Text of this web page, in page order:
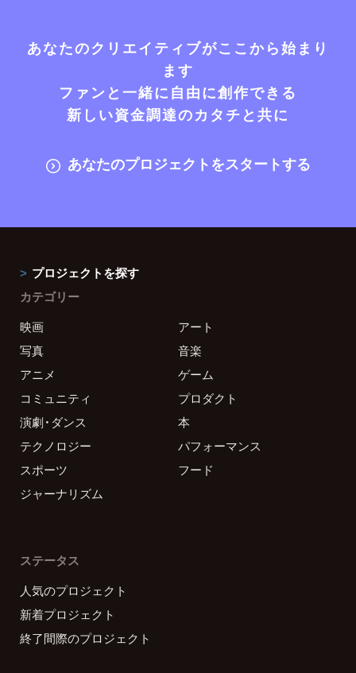
あなたのクリエイティブがここから始まり
ます
ファンと一緒に自由に創作できる
新しい資金調達のカタチと共に
あなたのプロジェクトをスタートする
プロジェクトを探す
カテゴリー
映画
アート
写真
音楽
アニメ
ゲーム
コミュニティ
プロダクト
演劇・ダンス
本
テクノロジー
パフォーマンス
スポーツ
フード
ジャーナリズム
ステータス
人気のプロジェクト
新着プロジェクト
終了間際のプロジェクト